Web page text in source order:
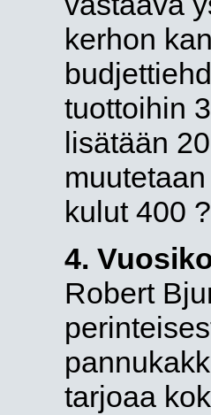
kerhon
tuottoihin
lisätään
kulut 400
4.
Robert
tarjoaa